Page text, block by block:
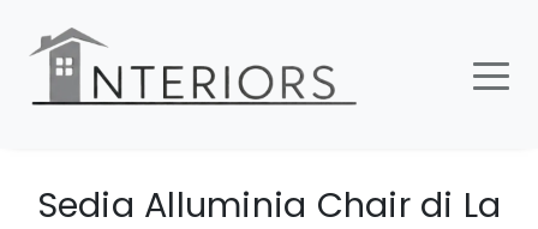
Sedia Alluminia Chair di La